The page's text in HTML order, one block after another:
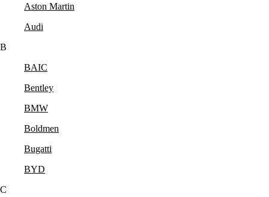
Aston Martin
Audi
B
BAIC
Bentley
BMW
Boldmen
Bugatti
BYD
C